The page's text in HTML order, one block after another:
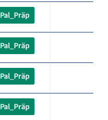
Pal_Präp
Pal_Präp
Pal_Präp
Pal_Präp